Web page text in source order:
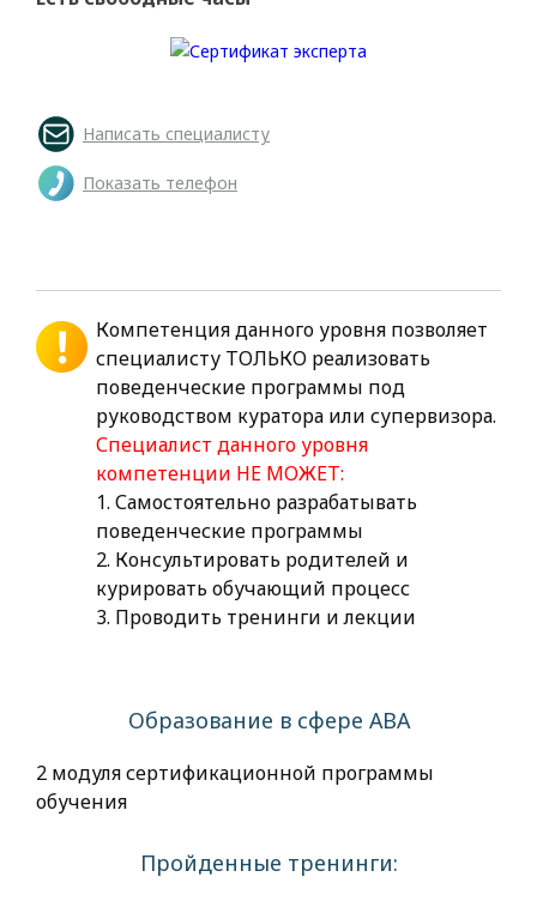
Написать специалисту
Показать телефон
Компетенция данного уровня позволяет
специалисту ТОЛЬКО реализовать
поведенческие программы под
руководством куратора или супервизора.
Специалист данного уровня
компетенции НЕ МОЖЕТ:
1. Самостоятельно разрабатывать
поведенческие программы
2. Консультировать родителей и
курировать обучающий процесс
3. Проводить тренинги и лекции
Образование в сфере АВА
2 модуля сертификационной программы
обучения
Пройденные тренинги: